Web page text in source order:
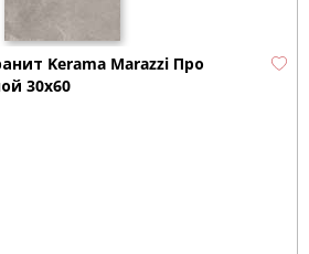
Kerama Marazzi Про
30х60